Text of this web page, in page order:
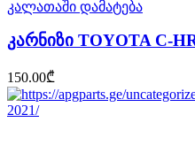
კალათაში დამატება
კარნიზი TOYOTA C-
150.00₾